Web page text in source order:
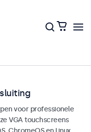
voor professionele
VGA touchscreens